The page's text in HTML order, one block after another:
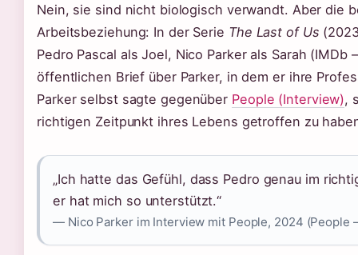
Nein, sie sind nicht biologisch verwandt. Aber die
Arbeitsbeziehung: In der Serie The Last of Us
Pedro Pascal als Joel, Nico Parker als Sarah (IMDb
öffentlichen Brief über Parker, in dem er ihre
Parker selbst sagte gegenüber People (Interview),
richtigen Zeitpunkt ihres Lebens getroffen zu
„Ich hatte das Gefühl, dass Pedro genau im
er hat mich so unterstützt.“
— Nico Parker im Interview mit People, 2024 (People